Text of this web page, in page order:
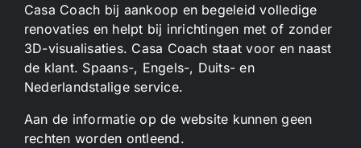
Casa Coach bij aankoop en begeleid volledige
renovaties en helpt bij inrichtingen met of zonder
3D-visualisaties. Casa Coach staat voor en naast
de klant. Spaans-, Engels-, Duits- en
Nederlandstalige service.
Aan de informatie op de website kunnen geen
rechten worden ontleend.